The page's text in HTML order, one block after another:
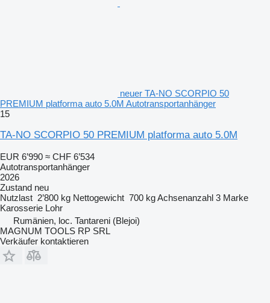
neuer TA-NO SCORPIO 50
PREMIUM platforma auto 5.0M Autotransportanhänger
15
TA-NO SCORPIO 50 PREMIUM platforma auto 5.0M
EUR 6’990 ≈ CHF 6’534
Autotransportanhänger
2026
Zustand neu
Nutzlast 2’800 kg Nettogewicht 700 kgAchsenanzahl 3 Marke
Karosserie Lohr
Rumänien, loc. Tantareni (Blejoi)
MAGNUM TOOLS RP SRL
Verkäufer kontaktieren